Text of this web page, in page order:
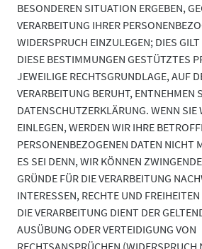
BESONDEREN SITUATION ERGEBEN,
VERARBEITUNG IHRER
WIDERSPRUCH EINZULEGEN; DIES
DIESE BESTIMMUNGEN GESTÜTZTES
JEWEILIGE RECHTSGRUNDLAGE, AUF
VERARBEITUNG BERUHT, ENTNEHMEN
DATENSCHUTZERKLÄRUNG. WENN SIE
EINLEGEN, WERDEN WIR IHRE
PERSONENBEZOGENEN DATEN NICHT
ES SEI DENN, WIR KÖNNEN
GRÜNDE FÜR DIE VERARBEITUNG
INTERESSEN, RECHTE UND
DIE VERARBEITUNG DIENT DER
AUSÜBUNG ODER VERTEIDIGUNG VON
RECHTSANSPRÜCHEN (WIDERSPRUCH